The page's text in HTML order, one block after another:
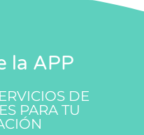
la APP
DE
PARA TU